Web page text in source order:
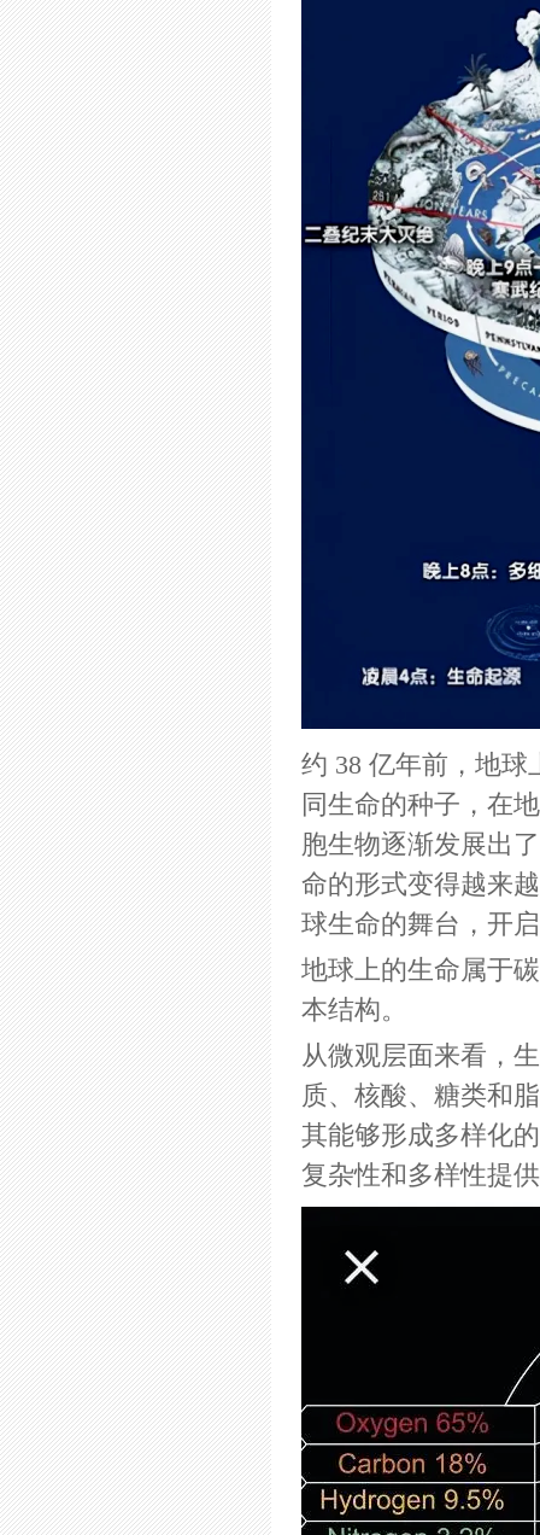
约 38 亿年前，地
同生命的种子，在
胞生物逐渐发展出
命的形式变得越来
球生命的舞台，开
地球上的生命属于
本结构。
从微观层面来看，
质、核酸、糖类和
其能够形成多样化
复杂性和多样性提